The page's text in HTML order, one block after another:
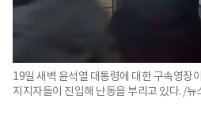
19일 새벽 윤석열 대통령에 대한 구속영장
지지자들이 진입해 난동을 부리고 있다. /뉴